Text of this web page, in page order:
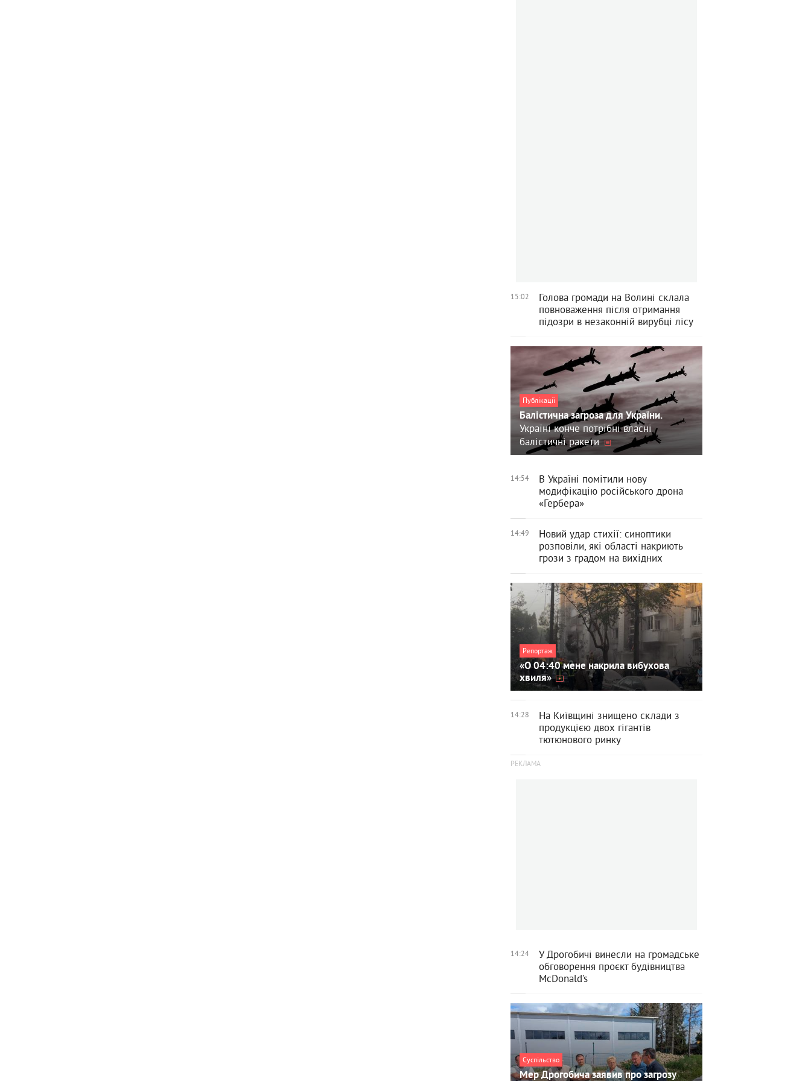
15:02
Голова громади на Волині склала
повноваження після отримання
підозри в незаконній вирубці лісу
Публікації
Балістична загроза для України.
Україні конче потрібні власні
балістичні ракети
14:54
В Україні помітили нову
модифікацію російського дрона
«Гербера»
14:49
Новий удар стихії: синоптики
розповіли, які області накриють
грози з градом на вихідних
Репортаж
«О 04:40 мене накрила вибухова
хвиля»
14:28
На Київщині знищено склади з
продукцією двох гігантів
тютюнового ринку
14:24
У Дрогобичі винесли на громадське
обговорення проєкт будівництва
McDonald’s
Суспільство
Мер Дрогобича заявив про загрозу